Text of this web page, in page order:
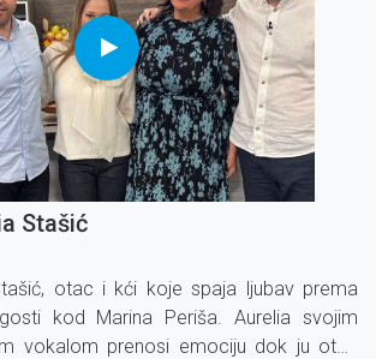
Stašić
otac i kći koje spaja ljubav prema
kod Marina Periša. Aurelia svojim
vokalom prenosi emociju dok ju otac